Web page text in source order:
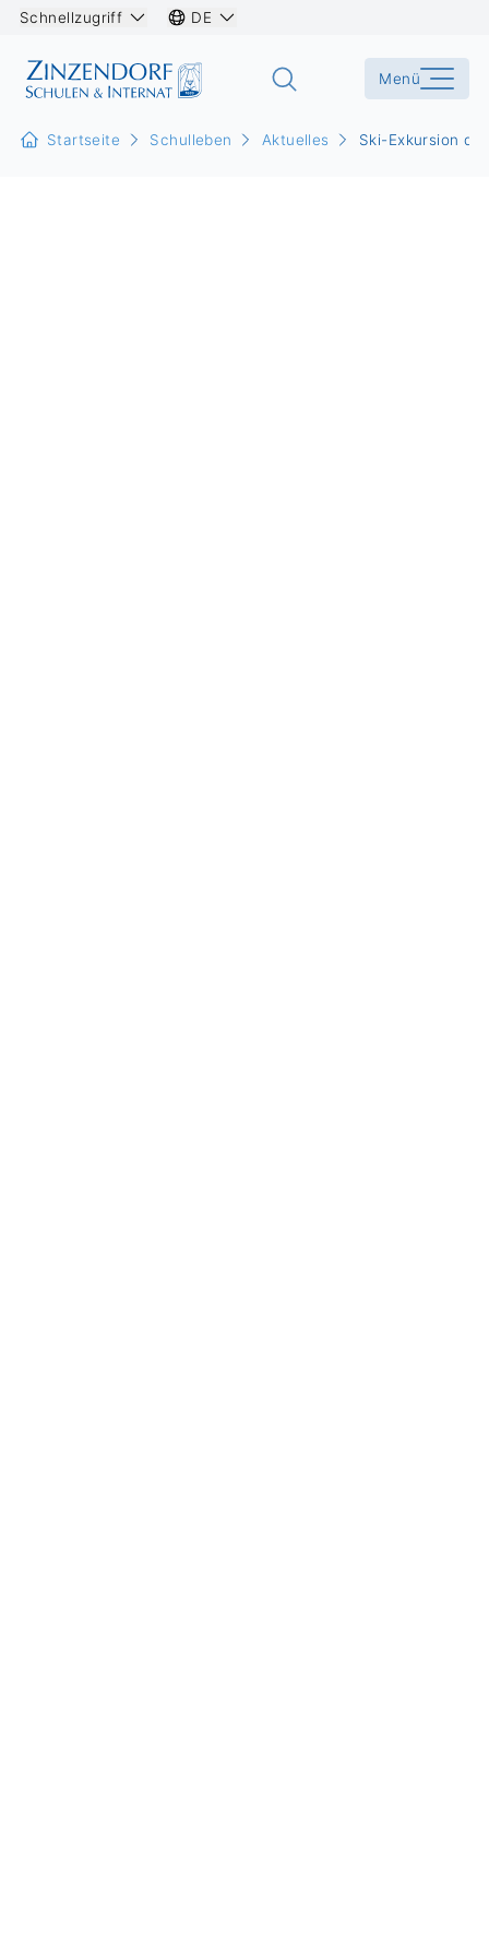
Schnellzugriff DE
Menü
Startseite Schulleben Aktuelles Ski-Exkursion